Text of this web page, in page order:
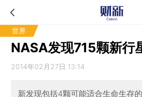
世界
NASA发现715颗新行
2014年02月27日 13:14
新发现包括4颗可能适合生命生存